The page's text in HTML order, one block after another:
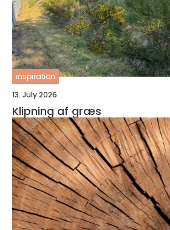
inspiration
13. July 2026
Klipning af græs